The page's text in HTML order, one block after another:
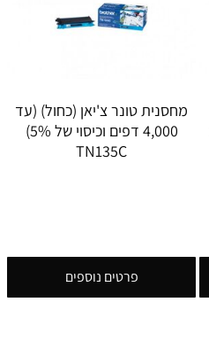
מחסנית טונר צ'יאן (כחול) (עד
4,000 דפים וכיסוי של 5%)
TN135C
פרטים נוספים